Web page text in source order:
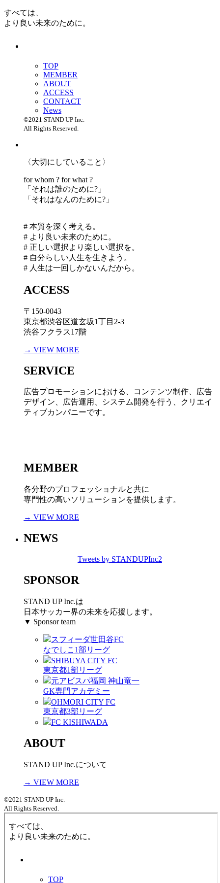
すべては、
より良い未来のために。
TOP
MEMBER
ABOUT
ACCESS
CONTACT
News
©2021 STAND UP Inc.
All Rights Reserved.
〈大切にしていること〉
for whom ? for what ?
「 それは誰のために?」
「 それはなんのために?」
# 本質を深く考える。
# より良い未来のために。
# 正しい選択より楽しい選択を。
# 自分らしい人生を生きよう。
# 人生は一回しかないんだから。
ACCESS
〒150-0043
東京都渋谷区道玄坂1丁目2-3
渋谷フクラス17階
→ VIEW MORE
SERVICE
広告プロモーションにおける、コンテンツ制作、広告
デザイン、広告運用、システム開発を行う、
クリエイ
ティブカンパニーです。
MEMBER
各分野のプロフェッショナルと共に
専門性の高いソリューションを提供します。
→ VIEW MORE
NEWS
Tweets by STANDUPInc2
SPONSOR
STAND UP Inc.は
日本サッカー界の未来を応援します。
▼ Sponsor team
スフィーダ世田谷FC
なでしこ1部リーグ
SHIBUYA CITY FC
東京都1部リーグ
元アビスパ福岡 神山竜一
GK専門アカデミー
OHMORI CITY FC
東京都3部リーグ
FC KISHIWADA
ABOUT
STAND UP Inc.について
→ VIEW MORE
©2021 STAND UP Inc.
All Rights Reserved.